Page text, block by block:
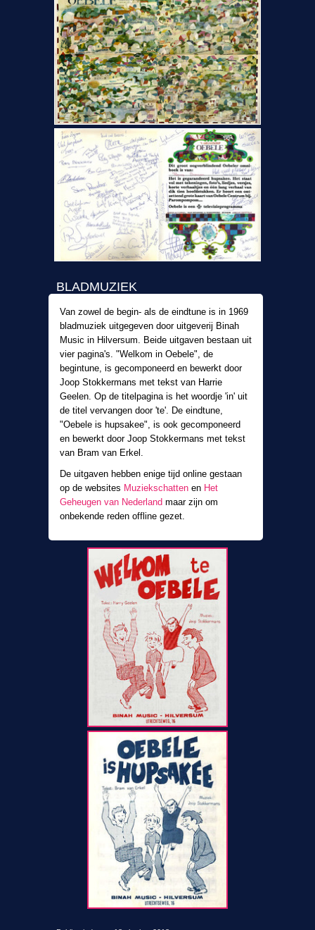
BLADMUZIEK
Van zowel de begin- als de eindtune is in 1969
bladmuziek uitgegeven door uitgeverij Binah
Music in Hilversum. Beide uitgaven bestaan uit
vier pagina's. "Welkom in Oebele", de
begintune, is gecomponeerd en bewerkt door
Joop Stokkermans met tekst van Harrie
Geelen. Op de titelpagina is het woordje 'in' uit
de titel vervangen door 'te'. De eindtune,
"Oebele is hupsakee", is ook gecomponeerd
en bewerkt door Joop Stokkermans met tekst
van Bram van Erkel.
De uitgaven hebben enige tijd online gestaan
op de websites Muziekschatten en Het
Geheugen van Nederland maar zijn om
onbekende reden offline gezet.